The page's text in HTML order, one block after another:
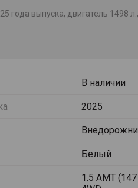
года выпуска, двигатель 1498
В наличии
2025
Белый
1.5 AMT (147